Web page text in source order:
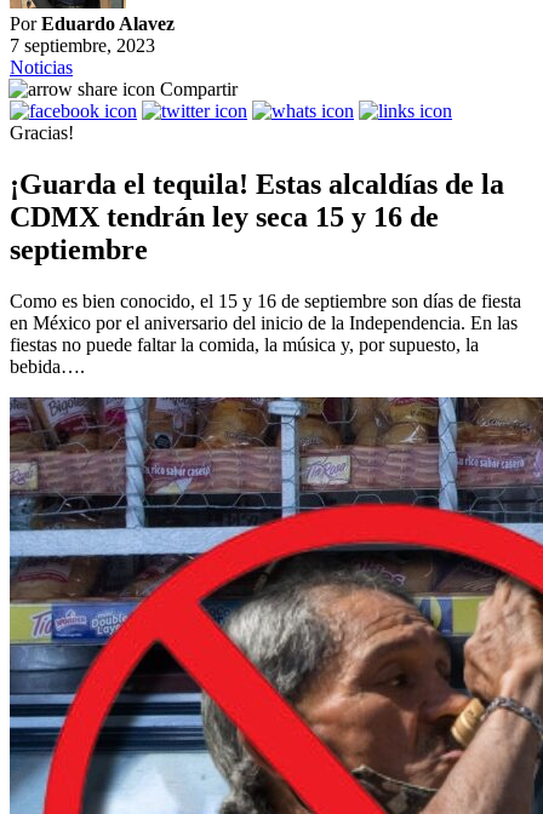
PorEduardo Alavez
7 septiembre, 2023
Noticias
Compartir
Gracias!
¡Guarda el tequila! Estas alcaldías de la
CDMX tendrán ley seca 15 y 16 de
septiembre
Como es bien conocido, el 15 y 16 de septiembre son días de fiesta
en México por el aniversario del inicio de la Independencia. En las
fiestas no puede faltar la comida, la música y, por supuesto, la
bebida….